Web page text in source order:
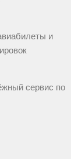
и
сервис по